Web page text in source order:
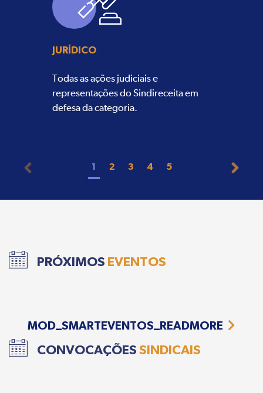
JURÍDICO
Todas as ações judiciais e
representações do Sindireceita em
defesa da categoria.
1 2 3 4 5
PRÓXIMOS EVENTOS
MOD_SMARTEVENTOS_READMORE
CONVOCAÇÕESSINDICAIS